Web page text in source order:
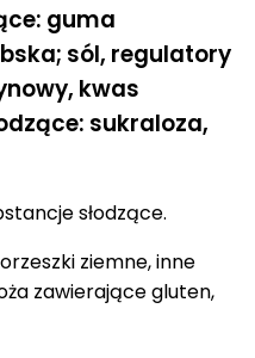
guma
sól, regulatory
kwas
sukraloza,
słodzące.
ziemne, inne
zawierające gluten,